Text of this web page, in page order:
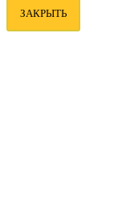
ЗАКРЫТЬ